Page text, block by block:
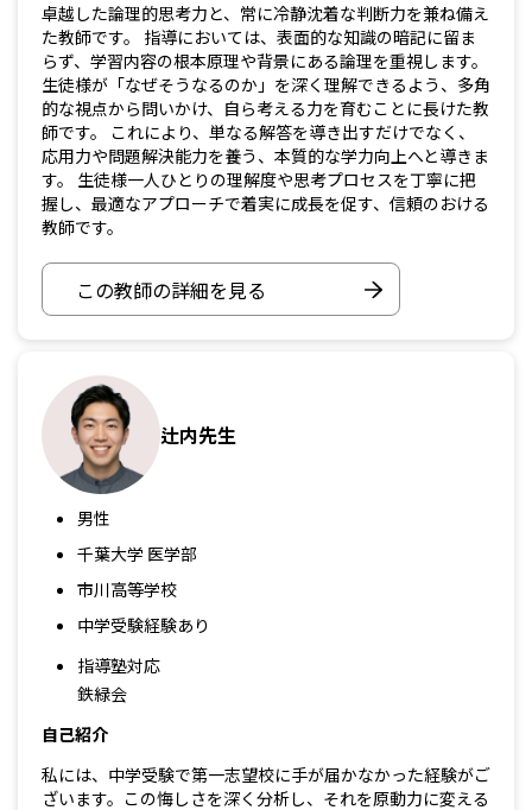
卓越した論理的思考力と、常に冷静沈着な判断力を兼ね備え
た教師です。 指導においては、表面的な知識の暗記に留ま
らず、学習内容の根本原理や背景にある論理を重視します。
生徒様が「なぜそうなるのか」を深く理解できるよう、多角
的な視点から問いかけ、自ら考える力を育むことに長けた教
師です。 これにより、単なる解答を導き出すだけでなく、
応用力や問題解決能力を養う、本質的な学力向上へと導きま
す。 生徒様一人ひとりの理解度や思考プロセスを丁寧に把
握し、最適なアプローチで着実に成長を促す、信頼のおける
教師です。
この教師の詳細を見る
辻内先生
男性
千葉大学 医学部
市川高等学校
中学受験経験あり
指導塾対応
鉄緑会
自己紹介
私には、中学受験で第一志望校に手が届かなかった経験がご
ざいます。この悔しさを深く分析し、それを原動力に変える